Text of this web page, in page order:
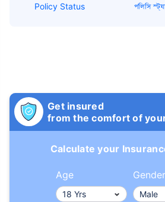
Policy Status
পলিসি
Get insured
from the comfort of
Calculate your
Age Gender